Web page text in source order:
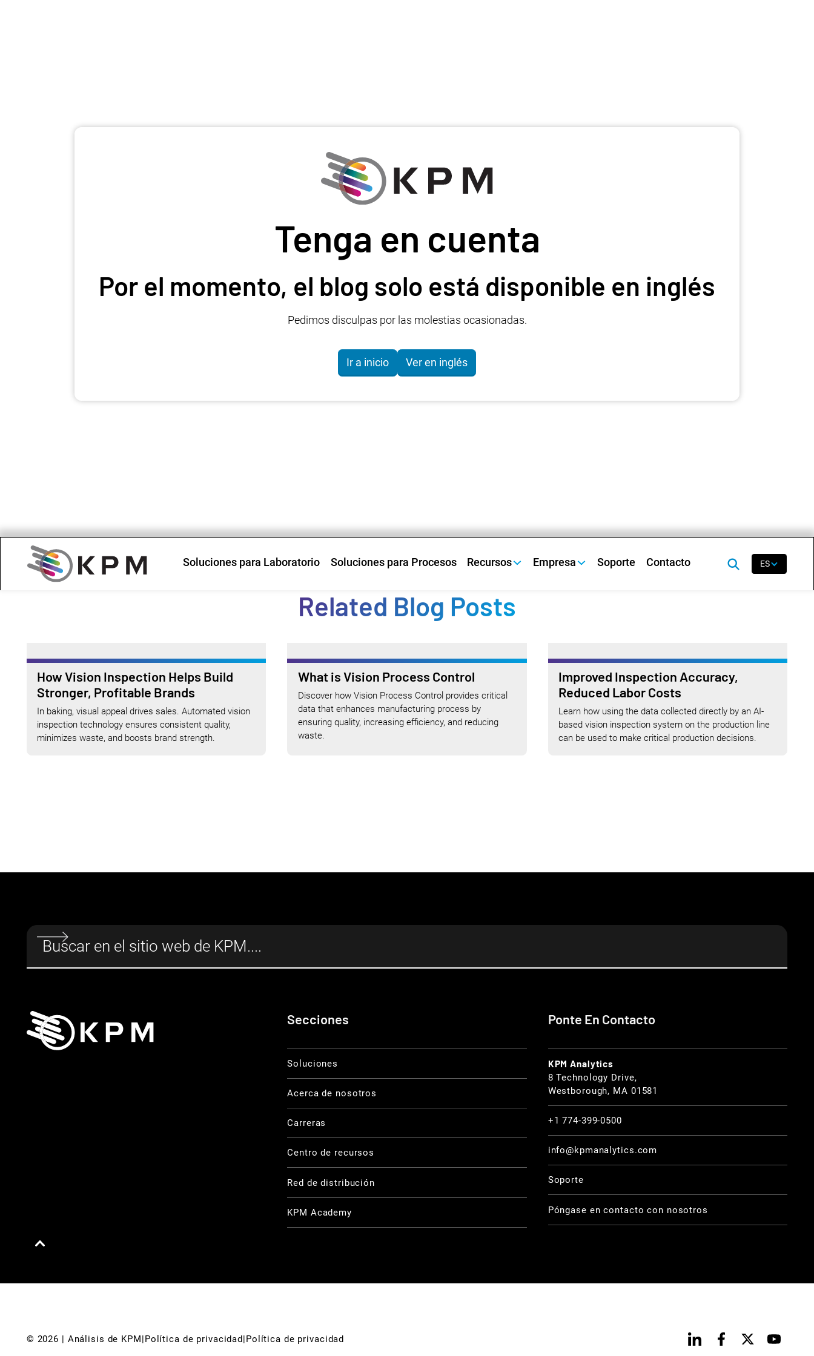
Tenga en cuenta
Por el momento, el blog solo está disponible en inglés
Pedimos disculpas por las molestias ocasionadas.
Ir a inicio Ver en inglés
Soluciones para Laboratorio Soluciones para Procesos Recursos Empresa Soporte Contacto ES
Related Blog Posts
How Vision Inspection Helps Build
Stronger, Profitable Brands
In baking, visual appeal drives sales. Automated vision
inspection technology ensures consistent quality,
minimizes waste, and boosts brand strength.
What is Vision Process Control
Discover how Vision Process Control provides critical
data that enhances manufacturing process by
ensuring quality, increasing efficiency, and reducing
waste.
Improved Inspection Accuracy,
Reduced Labor Costs
Learn how using the data collected directly by an AI-
based vision inspection system on the production line
can be used to make critical production decisions.
Secciones
Soluciones
Acerca de nosotros
Carreras
Centro de recursos
Red de distribución
KPM Academy
Ponte En Contacto
KPM Analytics
8 Technology Drive,
Westborough, MA 01581
+1 774-399-0500
info@kpmanalytics.com
Soporte
Póngase en contacto con nosotros
© 2026 | Análisis de KPM|Política de privacidad|Política de privacidad